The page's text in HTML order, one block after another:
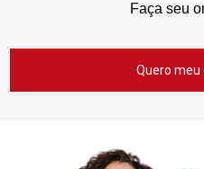
Faça seu
Quero